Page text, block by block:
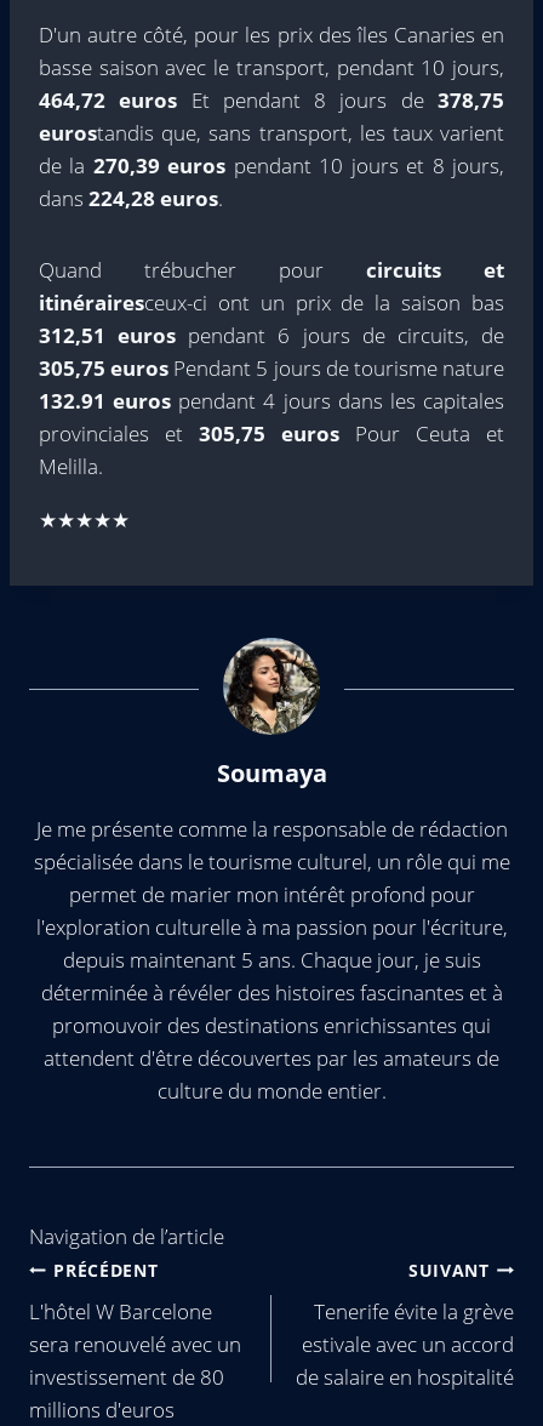
D'un autre côté, pour les prix des îles Canaries en
basse saison avec le transport, pendant 10 jours,
464,72 euros Et pendant 8 jours de378,75
eurostandis que, sans transport, les taux varient
de la 270,39 euros pendant 10 jours et 8 jours,
dans 224,28 euros.
Quand trébucher pour circuits et
itinérairesceux-ci ont un prix de la saison bas
312,51 euros pendant 6 jours de circuits, de
305,75 euros Pendant 5 jours de tourisme nature
132.91 euros pendant 4 jours dans les capitales
provinciales et 305,75 euros Pour Ceuta et
Melilla.
★★★★★
Soumaya
Je me présente comme la responsable de rédaction
spécialisée dans le tourisme culturel, un rôle qui me
permet de marier mon intérêt profond pour
l'exploration culturelle à ma passion pour l'écriture,
depuis maintenant 5 ans. Chaque jour, je suis
déterminée à révéler des histoires fascinantes et à
promouvoir des destinations enrichissantes qui
attendent d'être découvertes par les amateurs de
culture du monde entier.
Navigation de l’article
PRÉCÉDENT
L'hôtel W Barcelone
sera renouvelé avec un
investissement de 80
millions d'euros
SUIVANT
Tenerife évite la grève
estivale avec un accord
de salaire en hospitalité